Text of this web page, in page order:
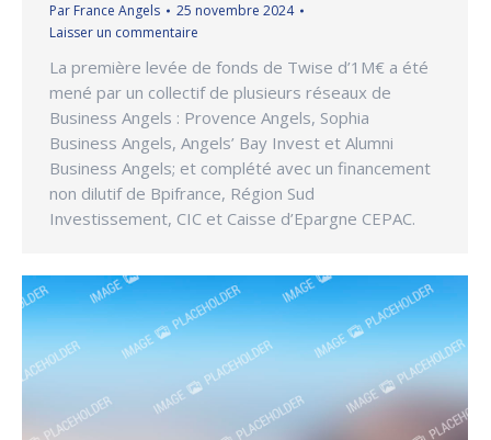
Par France Angels
25 novembre 2024
Laisser un commentaire
La première levée de fonds de Twise d’1M€ a été
mené par un collectif de plusieurs réseaux de
Business Angels : Provence Angels, Sophia
Business Angels, Angels’ Bay Invest et Alumni
Business Angels; et complété avec un financement
non dilutif de Bpifrance, Région Sud
Investissement, CIC et Caisse d’Epargne CEPAC.